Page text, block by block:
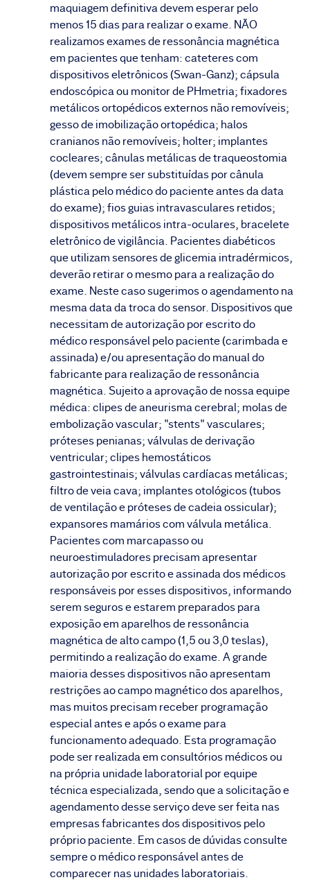
maquiagem definitiva devem esperar pelo
menos 15 dias para realizar o exame. NÃO
realizamos exames de ressonância magnética
em pacientes que tenham: cateteres com
dispositivos eletrônicos (Swan-Ganz); cápsula
endoscópica ou monitor de PHmetria; fixadores
metálicos ortopédicos externos não removíveis;
gesso de imobilização ortopédica; halos
cranianos não removíveis; holter; implantes
cocleares; cânulas metálicas de traqueostomia
(devem sempre ser substituídas por cânula
plástica pelo médico do paciente antes da data
do exame); fios guias intravasculares retidos;
dispositivos metálicos intra-oculares, bracelete
eletrônico de vigilância. Pacientes diabéticos
que utilizam sensores de glicemia intradérmicos,
deverão retirar o mesmo para a realização do
exame. Neste caso sugerimos o agendamento na
mesma data da troca do sensor. Dispositivos que
necessitam de autorização por escrito do
médico responsável pelo paciente (carimbada e
assinada) e/ou apresentação do manual do
fabricante para realização de ressonância
magnética. Sujeito a aprovação de nossa equipe
médica: clipes de aneurisma cerebral; molas de
embolização vascular; "stents" vasculares;
próteses penianas; válvulas de derivação
ventricular; clipes hemostáticos
gastrointestinais; válvulas cardíacas metálicas;
filtro de veia cava; implantes otológicos (tubos
de ventilação e próteses de cadeia ossicular);
expansores mamários com válvula metálica.
Pacientes com marcapasso ou
neuroestimuladores precisam apresentar
autorização por escrito e assinada dos médicos
responsáveis por esses dispositivos, informando
serem seguros e estarem preparados para
exposição em aparelhos de ressonância
magnética de alto campo (1,5 ou 3,0 teslas),
permitindo a realização do exame. A grande
maioria desses dispositivos não apresentam
restrições ao campo magnético dos aparelhos,
mas muitos precisam receber programação
especial antes e após o exame para
funcionamento adequado. Esta programação
pode ser realizada em consultórios médicos ou
na própria unidade laboratorial por equipe
técnica especializada, sendo que a solicitação e
agendamento desse serviço deve ser feita nas
empresas fabricantes dos dispositivos pelo
próprio paciente. Em casos de dúvidas consulte
sempre o médico responsável antes de
comparecer nas unidades laboratoriais.